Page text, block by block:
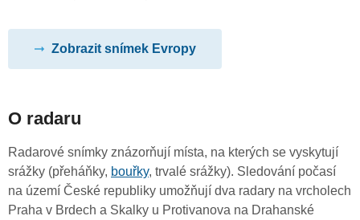
Zobrazit snímek Evropy
O radaru
Radarové snímky znázorňují místa, na kterých se vyskytují
srážky (přeháňky, bouřky, trvalé srážky). Sledování počasí
na území České republiky umožňují dva radary na vrcholech
Praha v Brdech a Skalky u Protivanova na Drahanské